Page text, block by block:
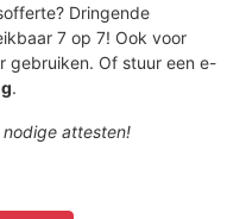
Dringende
7 op 7! Ook voor
gebruiken. Of stuur een e-
.
attesten!